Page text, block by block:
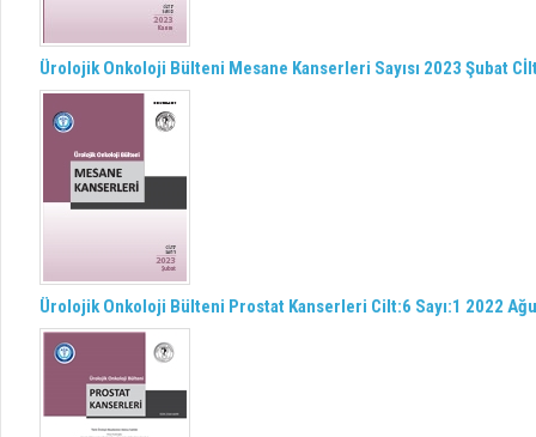
Ürolojik Onkoloji Bülteni Mesane Kanserleri Sayısı 2023 Şubat
Ürolojik Onkoloji Bülteni Prostat Kanserleri Cilt:6 Sayı:1 2022